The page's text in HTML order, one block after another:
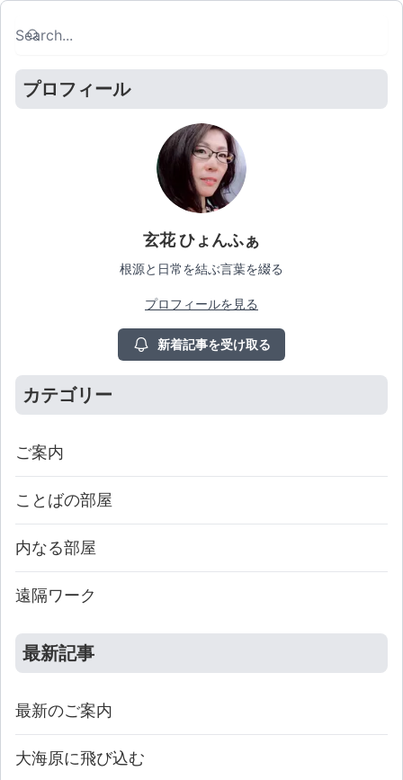
Search
Search
プロフィール
玄花 ひょんふぁ
根源と日常を結ぶ言葉を綴る
プロフィールを見る
新着記事を受け取る
カテゴリー
ご案内
ことばの部屋
内なる部屋
遠隔ワーク
最新記事
最新のご案内
大海原に飛び込む